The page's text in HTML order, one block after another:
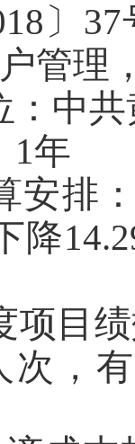
〕
管理
：中
1年
安排
降
项目
次，